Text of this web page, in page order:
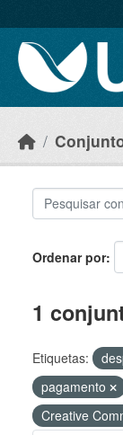
Ordenar por
1
Etiquetas:
pagamento
Creative